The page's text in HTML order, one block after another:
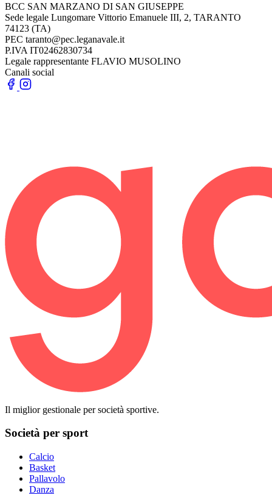
BCC SAN MARZANO DI SAN GIUSEPPE
Sede legale Lungomare Vittorio Emanuele III, 2, TARANTO
74123 (TA)
PEC taranto@pec.leganavale.it
P.IVA IT02462830734
Legale rappresentante FLAVIO MUSOLINO
Canali social
Il miglior gestionale per società sportive.
Società per sport
Calcio
Basket
Pallavolo
Danza